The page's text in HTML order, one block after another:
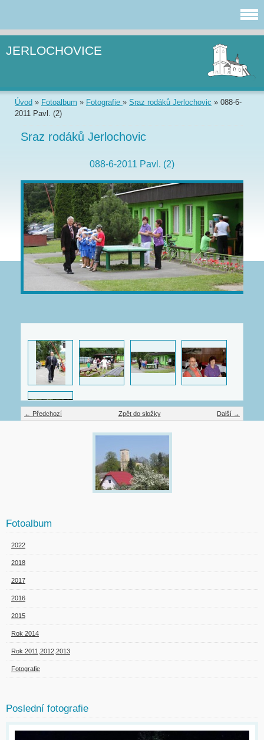
JERLOCHOVICE
Úvod » Fotoalbum » Fotografie » Sraz rodáků Jerlochovic » 088-6-
2011 Pavl. (2)
Sraz rodáků Jerlochovic
088-6-2011 Pavl. (2)
← Předchozí Další →
Zpět do složky
Fotoalbum
2022
2018
2017
2016
2015
Rok 2014
Rok 2011,2012,2013
Fotografie
Poslední fotografie